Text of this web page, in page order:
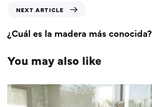
NEXT ARTICLE
¿Cuál es la madera más conocida?
You may also like